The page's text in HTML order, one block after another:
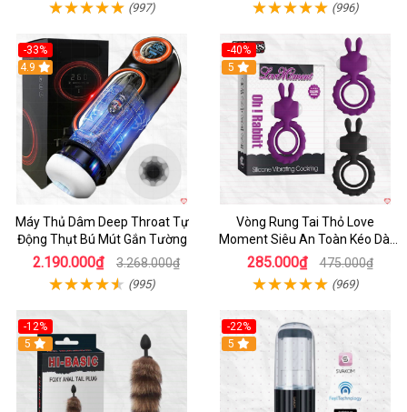
(997) (996)
-33%
Hot
4.9
Máy Thủ Dâm Deep Throat Tự
Động Thụt Bú Mút Gắn Tường
2.190.000₫ 3.268.000₫
(995)
-40%
5
Vòng Rung Tai Thỏ Love
Moment Siêu An Toàn Kéo Dài
Thời Gian
285.000₫ 475.000₫
(969)
-12%
Hot
5
-22%
5